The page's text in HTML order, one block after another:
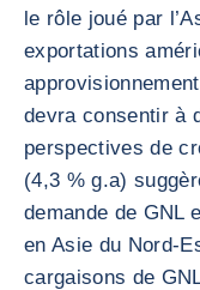
le rôle joué par
exportations
devra consentir à
perspectives de
(4,3 % g.a)
demande de GNL
en Asie du Nord-
cargaisons de